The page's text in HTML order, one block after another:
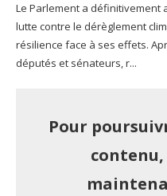
Le Parlement a définitivement
lutte contre le dérèglement
résilience face à ses effets.
députés et sénateurs, r...
Pour
contenu,